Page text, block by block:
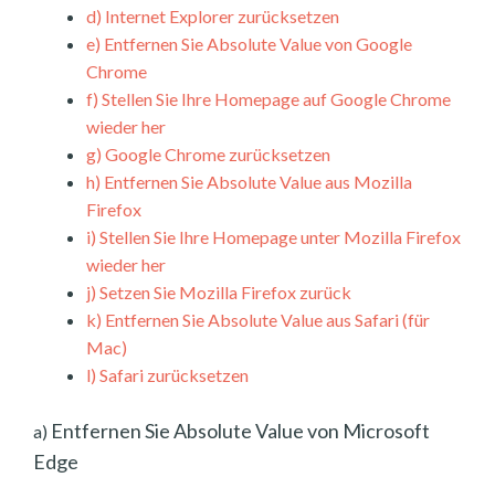
d) Internet Explorer zurücksetzen
e) Entfernen Sie Absolute Value von Google
Chrome
f) Stellen Sie Ihre Homepage auf Google Chrome
wieder her
g) Google Chrome zurücksetzen
h) Entfernen Sie Absolute Value aus Mozilla
Firefox
i) Stellen Sie Ihre Homepage unter Mozilla Firefox
wieder her
j) Setzen Sie Mozilla Firefox zurück
k) Entfernen Sie Absolute Value aus Safari (für
Mac)
l) Safari zurücksetzen
a) Entfernen Sie Absolute Value von Microsoft
Edge